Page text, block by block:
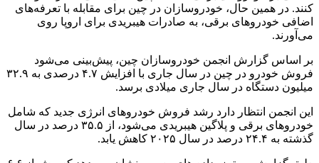
کنند. در همین حال، خودروسازان در چین برای مقابله با تعرفه‌های
اضافی خودروهای برقی، به صادرات هیبریدی برای اروپا روی
می‌آورند.
بر اساس گزارش انجمن خودروسازان چین، پیش‌بینی می‌شود
فروش خودرو در چین در سال جاری با افزایش ۴.۷ درصدی به ۳۲.۹
میلیون دستگاه در سال جاری میلادی برسد.
این انجمن انتظار دارد رشد فروش خودروهای انرژی جدید که شامل
خودروهای برقی و پلاگین هیبریدی می‌شود، از ۳۵.۵ درصد در سال
گذشته به ۲۴.۴ درصد در سال ۲۰۲۵ کاهش یابد.